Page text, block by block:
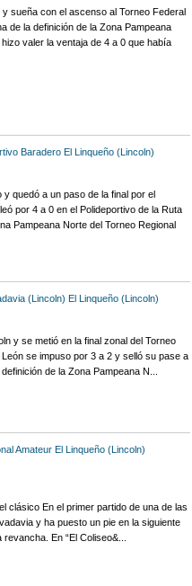
sueña con el ascenso al Torneo Federal
de la definición de la Zona Pampeana
valer la ventaja de 4 a 0 que había
Baradero El Linqueño (Lincoln)
quedó a un paso de la final por el
por 4 a 0 en el Polideportivo de la Ruta
Pampeana Norte del Torneo Regional
(Lincoln) El Linqueño (Lincoln)
y se metió en la final zonal del Torneo
se impuso por 3 a 2 y selló su pase a
de la Zona Pampeana N...
Amateur El Linqueño (Lincoln)
clásico En el primer partido de una de las
y ha puesto un pie en la siguiente
En “El Coliseo&...